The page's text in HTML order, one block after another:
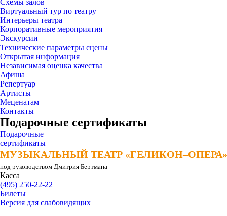
Схемы залов
Виртуальный тур по театру
Интерьеры театра
Корпоративные мероприятия
Экскурсии
Технические параметры сцены
Открытая информация
Независимая оценка качества
Афиша
Репертуар
Артисты
Меценатам
Контакты
Подарочные сертификаты
Подарочные
сертификаты
МУЗЫКАЛЬНЫЙ ТЕАТР «ГЕЛИКОН–ОПЕРА»
МУЗЫКАЛЬНЫЙ ТЕАТР «ГЕЛИКОН–ОПЕРА»
под руководством Дмитрия Бертмана
Касса
(495) 250-22-22
Билеты
Версия для слабовидящих